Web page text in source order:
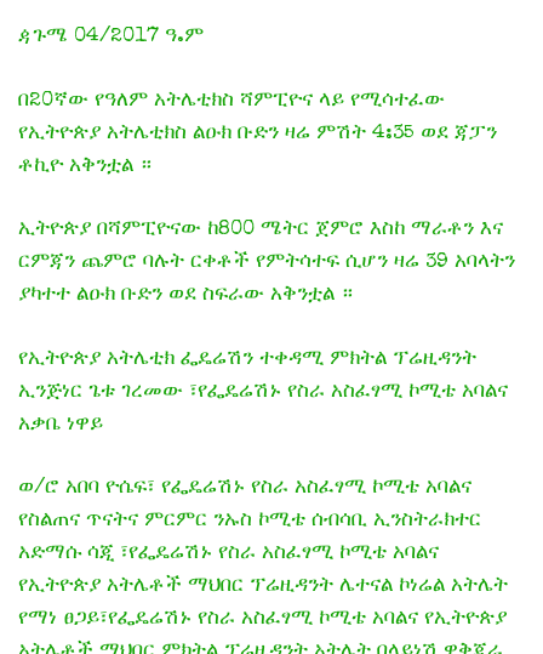
ዻጉሜ 04/2017 ዓ.ም
በ20ኛው የዓለም አትሌቲክስ ሻምፒዮና ላይ የሚሳተፈው
የኢትዮጵያ አትሌቲክስ ልዑክ ቡድን ዛሬ ምሽት 4:35 ወደ ጃፓን
ቶኪዮ አቅንቷል ።
ኢትዮጵያ በሻምፒዮናው ከ800 ሜትር ጀምሮ እስከ ማራቶን እና
ርምጃን ጨምሮ ባሉት ርቀቶች የምትሳተፍ ሲሆን ዛሬ 39 አባላትን
ያካተተ ልዑክ ቡድን ወደ ስፍራው አቅንቷል ።
የኢትዮጵያ አትሌቲክ ፌዴሬሽን ተቀዳሚ ምክትል ፕሬዚዳንት
ኢንጅነር ጌቱ ገረመው ፣የፌዴሬሽኑ የስራ አስፈፃሚ ኮሚቴ አባልና
አቃቤ ነዋይ
ወ/ሮ አበባ ዮሴፍ፣ የፌዴሬሽኑ የስራ አስፈፃሚ ኮሚቴ አባልና
የስልጠና ጥናትና ምርምር ንኡስ ኮሚቴ ሰብሳቢ ኢንስትራክተር
አድማሱ ሳጂ ፣የፌዴሬሽኑ የስራ አስፈፃሚ ኮሚቴ አባልና
የኢትዮጵያ አትሌቶች ማህበር ፕሬዚዳንት ሌተናል ኮነሬል አትሌት
የማነ ፀጋይ፣የፌዴሬሽኑ የስራ አስፈፃሚ ኮሚቴ አባልና የኢትዮጵያ